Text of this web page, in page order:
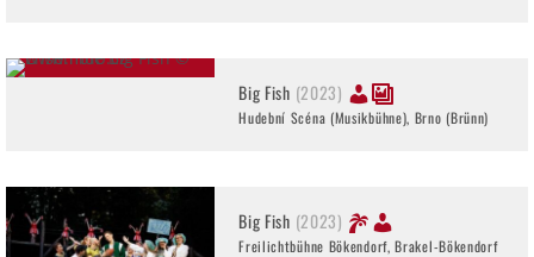
Big Fish (2023)
Hudební Scéna (Musikbühne), Brno (Brünn)
Big Fish (2023)
Freilichtbühne Bökendorf, Brakel-Bökendorf